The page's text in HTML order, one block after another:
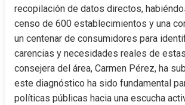
recopilación de datos directos,
censo de 600 establecimientos y una
un centenar de consumidores para
carencias y necesidades reales de
consejera del área, Carmen Pérez, ha
este diagnóstico ha sido fundamental
políticas públicas hacia una escucha